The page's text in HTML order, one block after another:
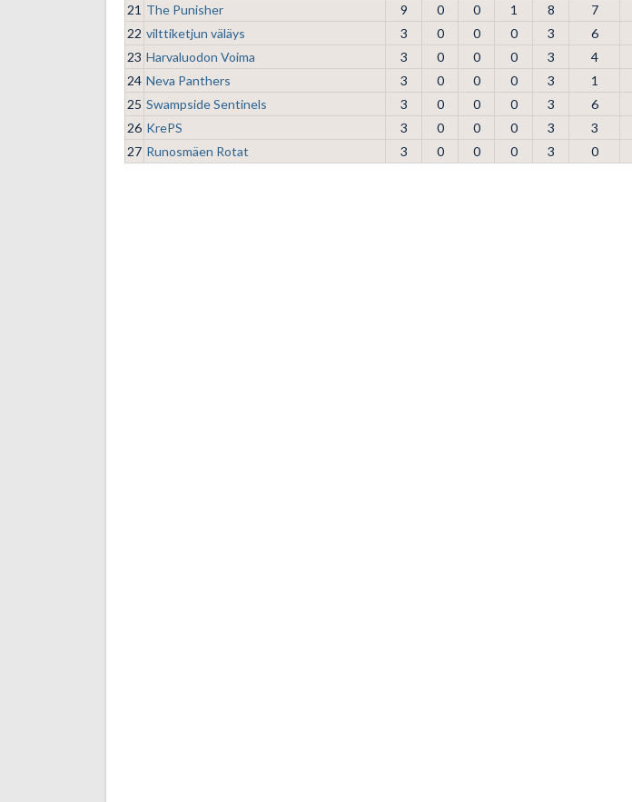
21 The Punisher 9 0 0 1 8 7
22 vilttiketjun väläys 3 0 0 0 3 6
23 Harvaluodon Voima 3 0 0 0 3 4
24 Neva Panthers 3 0 0 0 3 1
25 Swampside Sentinels 3 0 0 0 3 6
26 KrePS 3 0 0 0 3 3
27 Runosmäen Rotat 3 0 0 0 3 0